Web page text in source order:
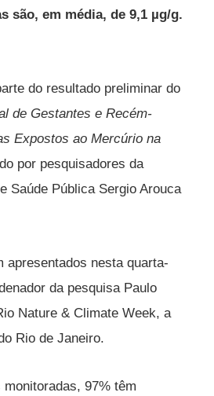
são, em média, de 9,1 µg/g.
do resultado preliminar do
de Gestantes e Recém-
Expostos ao Mercúrio na
por pesquisadores da
Saúde Pública Sergio Arouca
apresentados nesta quarta-
da pesquisa Paulo
Nature & Climate Week, a
Rio de Janeiro.
monitoradas, 97% têm